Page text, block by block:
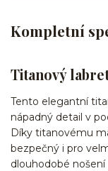
Kompletní
Titanový
Tento elegantní
nápadný detail v
Díky titanovému
bezpečný i pro
dlouhodobé